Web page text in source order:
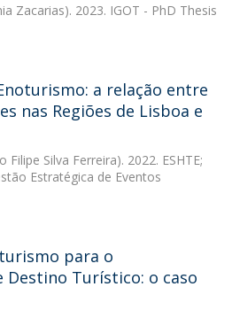
Zacarias). 2023. IGOT - PhD Thesis
a relação entre
nas Regiões de Lisboa e
Filipe Silva Ferreira). 2022. ESHTE;
Estratégica de Eventos
para o
Destino Turístico: o caso